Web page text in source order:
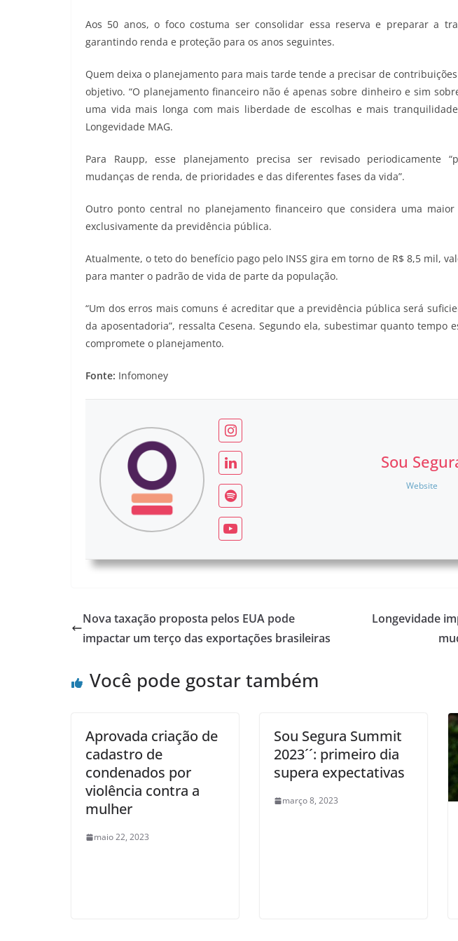
Aos 50 anos, o foco costuma ser consolidar essa reserva e preparar a
garantindo renda e proteção para os anos seguintes.
Quem deixa o planejamento para mais tarde tende a precisar de
objetivo. “O planejamento financeiro não é apenas sobre dinheiro e sim
uma vida mais longa com mais liberdade de escolhas e mais
Longevidade MAG.
Para Raupp, esse planejamento precisa ser revisado periodicamente
mudanças de renda, de prioridades e das diferentes fases da vida”.
Outro ponto central no planejamento financeiro que considera uma
exclusivamente da previdência pública.
Atualmente, o teto do benefício pago pelo INSS gira em torno de R$ 8,5 mil,
para manter o padrão de vida de parte da população.
“Um dos erros mais comuns é acreditar que a previdência pública será
da aposentadoria”, ressalta Cesena. Segundo ela, subestimar quanto tempo
compromete o planejamento.
Fonte: Infomoney
Sou
Website
Nova taxação proposta pelos EUA pode
impactar um terço das exportações brasileiras
Longevidade
Você pode gostar também
Aprovada criação de
cadastro de
condenados por
violência contra a
mulher
maio 22, 2023
Sou Segura Summit
2023´´: primeiro dia
supera expectativas
março 8, 2023